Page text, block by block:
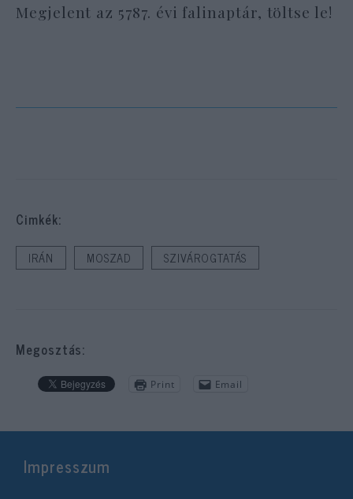
Megjelent az 5787. évi falinaptár, töltse le!
Cimkék:
IRÁN MOSZAD SZIVÁROGTATÁS
Megosztás:
Print Email
Impresszum